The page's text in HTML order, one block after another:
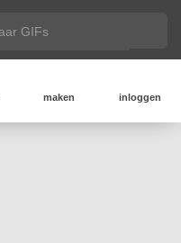
maken inloggen